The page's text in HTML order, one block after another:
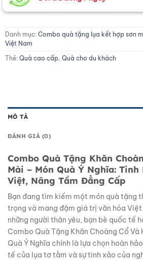
Danh mục: Combo quà tặng lụa kết hợp sơn
Việt Nam
Thẻ: Quà cao cấp, Quà cho du khách
MÔ TẢ
ĐÁNH GIÁ (0)
Combo Quà Tặng Khăn
Mài – Món Quà Ý Nghĩa:
Việt, Nâng Tầm Đẳng Cấp
Bạn đang tìm kiếm một món quà tặng
trọng và mang đậm giá trị văn hóa
những người thân yêu, bạn bè quốc tế
Combo Quà Tặng Khăn Choàng Cổ Và
Quà Ý Nghĩa chính là lựa chọn hoàn
tế của lụa tơ tằm và sự tinh xảo của